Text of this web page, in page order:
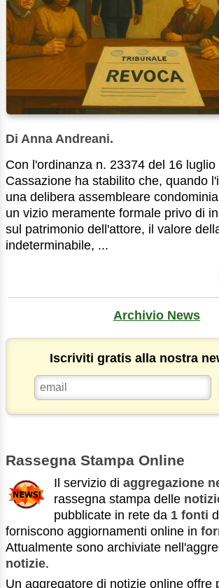
Di Anna Andreani.
Con l'ordinanza n. 23374 del 16 luglio
Cassazione ha stabilito che, quando
una delibera assembleare
un vizio meramente formale privo di
sul patrimonio dell'attore, il valore
indeterminabile, ...
Archivio News
Iscriviti gratis alla nostra
Rassegna Stampa Online
Il servizio di aggregazione
rassegna stampa delle
pubblicate in rete da 1 fonti
forniscono aggiornamenti online in
Attualmente sono archiviate
notizie.
Un aggregatore di notizie online offre